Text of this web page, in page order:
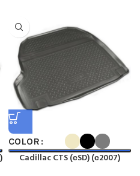
COLOR
Cadillac CTS (сSD) (с2007)